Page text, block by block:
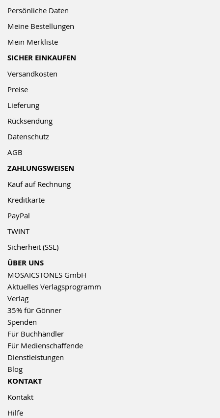
Persönliche Daten
Meine Bestellungen
Mein Merkliste
SICHER EINKAUFEN
Versandkosten
Preise
Lieferung
Rücksendung
Datenschutz
AGB
ZAHLUNGSWEISEN
Kauf auf Rechnung
Kreditkarte
PayPal
TWINT
Sicherheit (SSL)
ÜBER UNS
MOSAICSTONES GmbH
Aktuelles Verlagsprogramm
Verlag
35% für Gönner
Spenden
Für Buchhändler
Für Medienschaffende
Dienstleistungen
Blog
KONTAKT
Kontakt
Hilfe